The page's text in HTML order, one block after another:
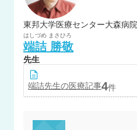
東邦大学医療センター大森病
はしづめ まさひろ
端詰 勝敬
先生
端詰先生の医療記事4件